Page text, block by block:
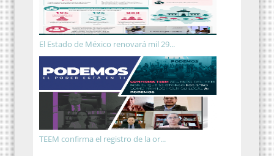
El Estado de México renovará mil 29...
TEEM confirma el registro de la or...